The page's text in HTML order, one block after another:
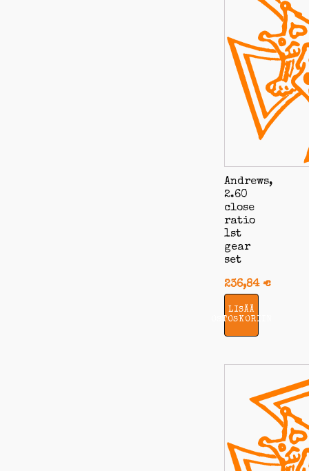
Andrews,
2.60
close
ratio
1st
gear
set
236,84 €
LISÄÄ
OSTOSKORIIN